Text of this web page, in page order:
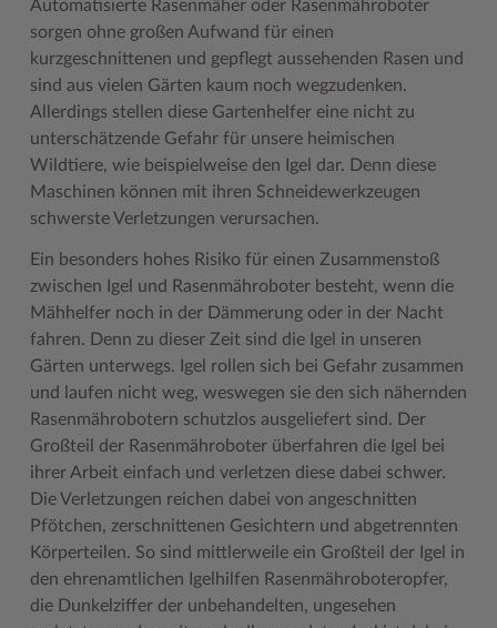
Geodatenportale (Kreiskarte)
Kfz-Zulassung
Kontakt / Öffnungszeiten
Leistungen
Publikationen
Wo Sie uns finden
Wunsch-Kennzeichen ↗
Zuständigkeitsfinder SH ↗
Fotoarchiv
Hitzeschutz
Klimaanpassungskonzept
Lokales Wetter
Pressemeldungen
Social Media
Stellenangebote
Termine
Ukrainehilfe
Woche der Seelischen Gesundheit
#MeinStormarn
Kreispräsident
Kreistag und Ausschüsse
Kreistag Sitzungskalender
Landrat
Stabsbereiche
Städte und Gemeinden
Wahlen im Kreis
Wappen und Geschichte
Wappenrolle
Was ist ein Kreis?
Zahlen, Daten, Fakten
Offene Stellen
Praktika und FSJ
Weiterbildung beim Kreis Stormarn
Klimaschutz beim Kreis Stormarn
Projekt e-Gewerbe
Stormarner Bündnis für bezahlbares Wohnen
Zahlen, Daten, Fakten
Kulturelle Einrichtungen
Museen
Naturschutzgebiete
Storchenhorste
Termine und Veranstaltungen
Tourismus
Umlandscout Hamburg
Wälder und Moore
Automatisierte Rasenmäher oder Rasenmähroboter
sorgen ohne großen Aufwand für einen
kurzgeschnittenen und gepflegt aussehenden Rasen und
sind aus vielen Gärten kaum noch wegzudenken.
Allerdings stellen diese Gartenhelfer eine nicht zu
unterschätzende Gefahr für unsere heimischen
Wildtiere, wie beispielweise den Igel dar. Denn diese
Maschinen können mit ihren Schneidewerkzeugen
schwerste Verletzungen verursachen.
Ein besonders hohes Risiko für einen Zusammenstoß
zwischen Igel und Rasenmähroboter besteht, wenn die
Mähhelfer noch in der Dämmerung oder in der Nacht
fahren. Denn zu dieser Zeit sind die Igel in unseren
Gärten unterwegs. Igel rollen sich bei Gefahr zusammen
und laufen nicht weg, weswegen sie den sich nähernden
Rasenmährobotern schutzlos ausgeliefert sind. Der
Großteil der Rasenmähroboter überfahren die Igel bei
ihrer Arbeit einfach und verletzen diese dabei schwer.
Die Verletzungen reichen dabei von angeschnitten
Pfötchen, zerschnittenen Gesichtern und abgetrennten
Körperteilen. So sind mittlerweile ein Großteil der Igel in
den ehrenamtlichen Igelhilfen Rasenmähroboteropfer,
die Dunkelziffer der unbehandelten, ungesehen